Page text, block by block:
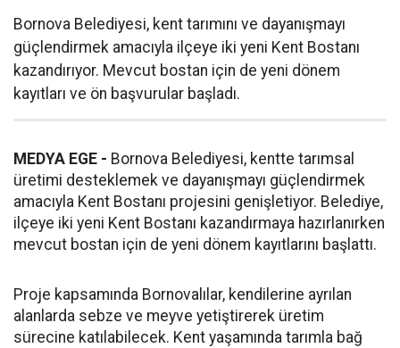
Bornova Belediyesi, kent tarımını ve dayanışmayı
güçlendirmek amacıyla ilçeye iki yeni Kent Bostanı
kazandırıyor. Mevcut bostan için de yeni dönem
kayıtları ve ön başvurular başladı.
MEDYA EGE - Bornova Belediyesi, kentte tarımsal
üretimi desteklemek ve dayanışmayı güçlendirmek
amacıyla Kent Bostanı projesini genişletiyor. Belediye,
ilçeye iki yeni Kent Bostanı kazandırmaya hazırlanırken
mevcut bostan için de yeni dönem kayıtlarını başlattı.
Proje kapsamında Bornovalılar, kendilerine ayrılan
alanlarda sebze ve meyve yetiştirerek üretim
sürecine katılabilecek. Kent yaşamında tarımla bağ